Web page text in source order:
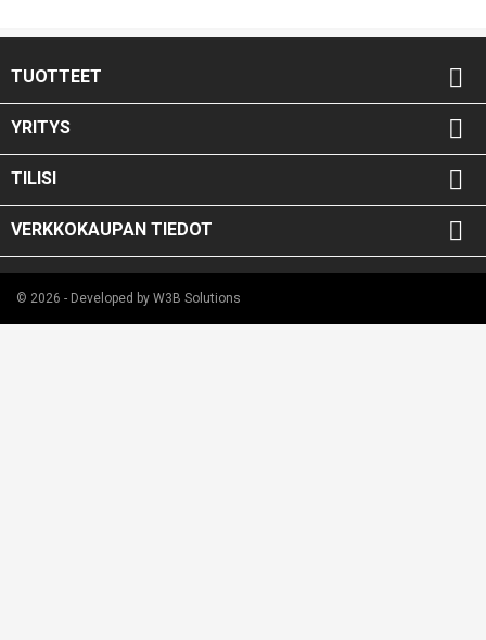
TUOTTEET 
YRITYS 
TILISI 
VERKKOKAUPAN TIEDOT 
© 2026 - Developed by W3B Solutions